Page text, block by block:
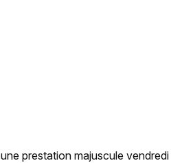
prestation majuscule vendredi